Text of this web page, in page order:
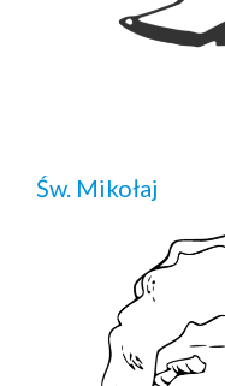
Św. Mikołaj